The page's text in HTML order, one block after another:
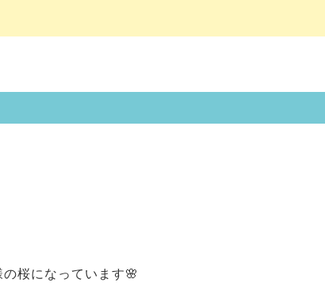
桜になっています🌸